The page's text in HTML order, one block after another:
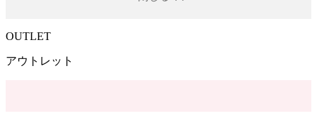
OUTLET
アウトレット